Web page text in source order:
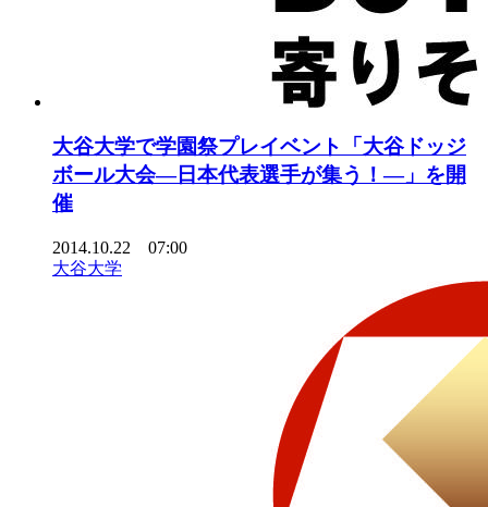
大谷大学で学園祭プレイベント「大谷ドッジ
ボール大会―日本代表選手が集う！―」を開
催
2014.10.22 07:00
大谷大学